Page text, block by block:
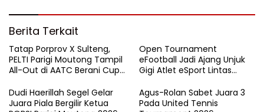
Berita Terkait
Tatap Porprov X Sulteng,
PELTI Parigi Moutong Tampil
All-Out di AATC Berani Cup
Open Tournament
eFootball Jadi Ajang Unjuk
Gigi Atlet eSport Lintas
Dudi Haerillah Segel Gelar
Juara Piala Bergilir Ketua
Agus-Rolan Sabet Juara 3
Pada United Tennis